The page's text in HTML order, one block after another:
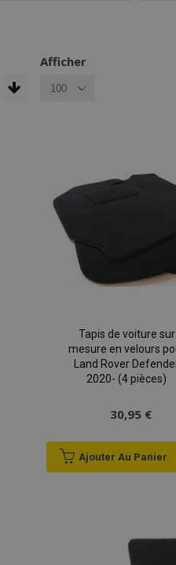
Afficher
Tapis de voiture sur
mesure en velours
Land Rover
2020- (4 pièces)
30,95 €
Ajouter Au Panier